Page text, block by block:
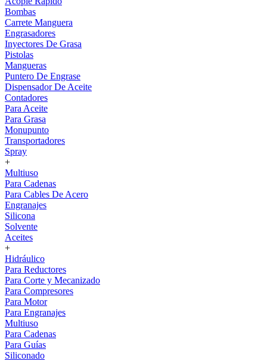
Bombas
Carrete Manguera
Engrasadores
Inyectores De Grasa
Pistolas
Mangueras
Puntero De Engrase
Dispensador De Aceite
Contadores
Para Aceite
Para Grasa
Monupunto
Transportadores
Spray
+
Multiuso
Para Cadenas
Para Cables De Acero
Engranajes
Silicona
Solvente
Aceites
+
Hidráulico
Para Reductores
Para Corte y Mecanizado
Para Compresores
Para Motor
Para Engranajes
Multiuso
Para Cadenas
Para Guías
Siliconado